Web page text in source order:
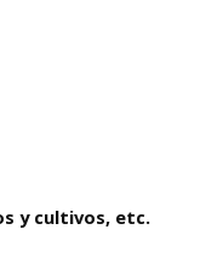
y cultivos, etc.